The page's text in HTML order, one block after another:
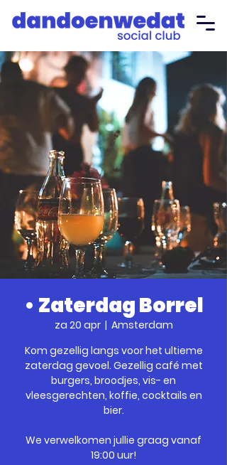
• Zaterdag Borrel
za 20 apr
  |
Amsterdam
Kom gezellig langs voor het ultieme
zaterdag gevoel. Gezellig café met
burgers, broodjes, vis- en
vleesgerechten, koffie, cocktails en
bier.
We verwelkomen jullie graag vanaf
19:00 uur!